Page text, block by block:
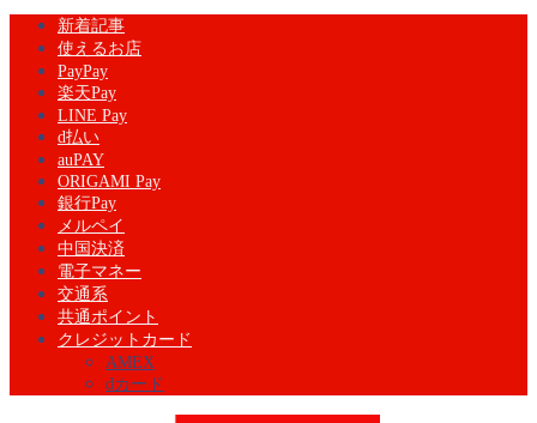
新着記事
使えるお店
PayPay
楽天Pay
LINE Pay
d払い
auPAY
ORIGAMI Pay
銀行Pay
メルペイ
中国決済
電子マネー
交通系
共通ポイント
クレジットカード
AMEX
dカード